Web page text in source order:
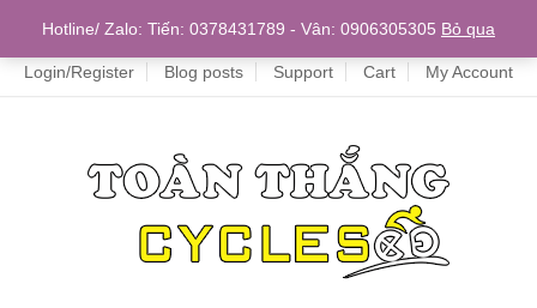
Home
Login/Register Blog posts Support Cart My Account
Hotline/ Zalo: Tiến: 0378431789 - Vân: 0906305305 Bỏ qua